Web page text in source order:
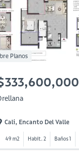
Planos
Cali, Encanto Del Valle
49 m2 Habit. 2 Baños 1